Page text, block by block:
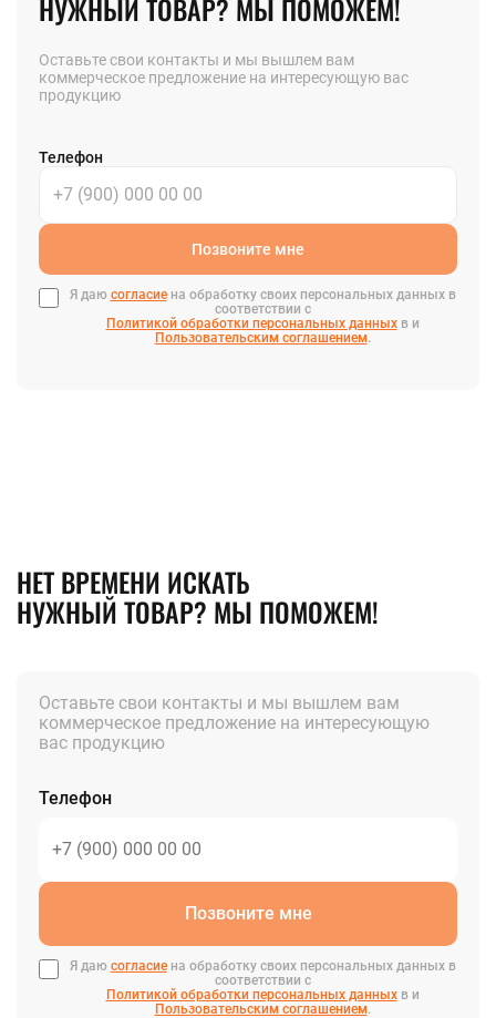
НУЖНЫЙ ТОВАР? МЫ ПОМОЖЕМ!
Оставьте свои контакты и мы вышлем вам
коммерческое предложение на интересующую вас
продукцию
Телефон
Позвоните мне
Я даю согласиена обработку своих персональных данных в
соответствии с
Политикой обработки персональных данныхв и
Пользовательским соглашением.
НЕТ ВРЕМЕНИ ИСКАТЬ
НУЖНЫЙ ТОВАР? МЫ ПОМОЖЕМ!
Оставьте свои контакты и мы вышлем вам
коммерческое предложение на интересующую
вас продукцию
Телефон
Позвоните мне
Я даю согласиена обработку своих персональных данных в
соответствии с
Политикой обработки персональных данныхв и
Пользовательским соглашением.